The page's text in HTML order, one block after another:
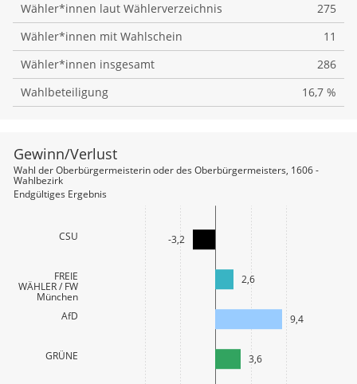
Wähler*innen laut Wählerverzeichnis
275
Wähler*innen mit Wahlschein
11
Wähler*innen insgesamt
286
Wahlbeteiligung
16,7 %
CSU
FREIE
WÄHLER / FW
München
AfD
GRÜNE
-3,2
2,6
9,4
3,6
Gewinn/Verlust
Wahl der Oberbürgermeisterin oder des Oberbürgermeisters, 1606 -
Wahlbezirk
Endgültiges Ergebnis